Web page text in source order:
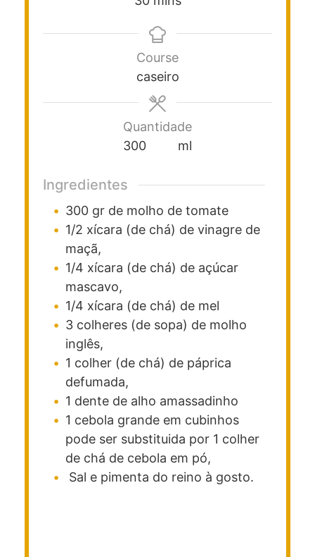
Course
caseiro
Quantidade
300
ml
Ingredientes
300 gr de molho de tomate
1/2 xícara (de chá) de vinagre de
maçã,
1/4 xícara (de chá) de açúcar
mascavo,
1/4 xícara (de chá) de mel
3 colheres (de sopa) de molho
inglês,
1 colher (de chá) de páprica
defumada,
1 dente de alho amassadinho
1 cebola grande em cubinhos
pode ser substituida por 1 colher
de chá de cebola em pó,
Sal e pimenta do reino à gosto.